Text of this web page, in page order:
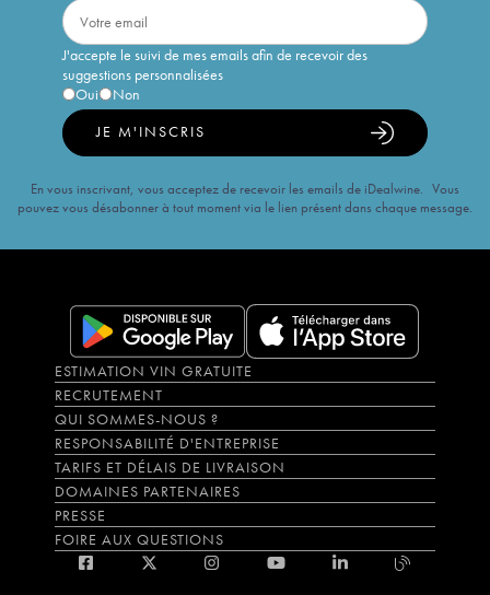
J'accepte le suivi de mes emails afin de recevoir des
suggestions personnalisées
Oui
Non
JE M'INSCRIS
En vous inscrivant, vous acceptez de recevoir les emails de iDealwine. Vous
pouvez vous désabonner à tout moment via le lien présent dans chaque message.
ESTIMATION VIN GRATUITE
RECRUTEMENT
QUI SOMMES-NOUS ?
RESPONSABILITÉ D'ENTREPRISE
TARIFS ET DÉLAIS DE LIVRAISON
DOMAINES PARTENAIRES
PRESSE
FOIRE AUX QUESTIONS